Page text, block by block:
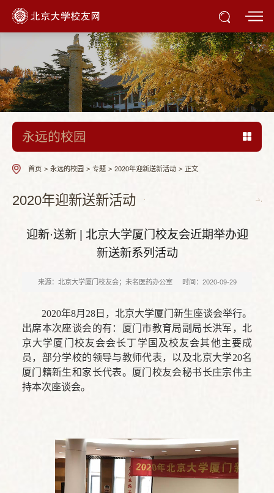
永远的校园
首页 > 永远的校园 > 专题 > 2020年迎新送新活动 > 正文
2020年迎新送新活动
迎新·送新 | 北京大学厦门校友会近期举办迎
新送新系列活动
来源：北京大学厦门校友会；未名医药办公室 时间：2020-09-29
2020年8月28日，北京大学厦门新生座谈会举行。
出席本次座谈会的有：厦门市教育局副局长洪军，北
京大学厦门校友会会长丁学国及校友会其他主要成
员，部分学校的领导与教师代表，以及北京大学20名
厦门籍新生和家长代表。厦门校友会秘书长庄宗伟主
持本次座谈会。